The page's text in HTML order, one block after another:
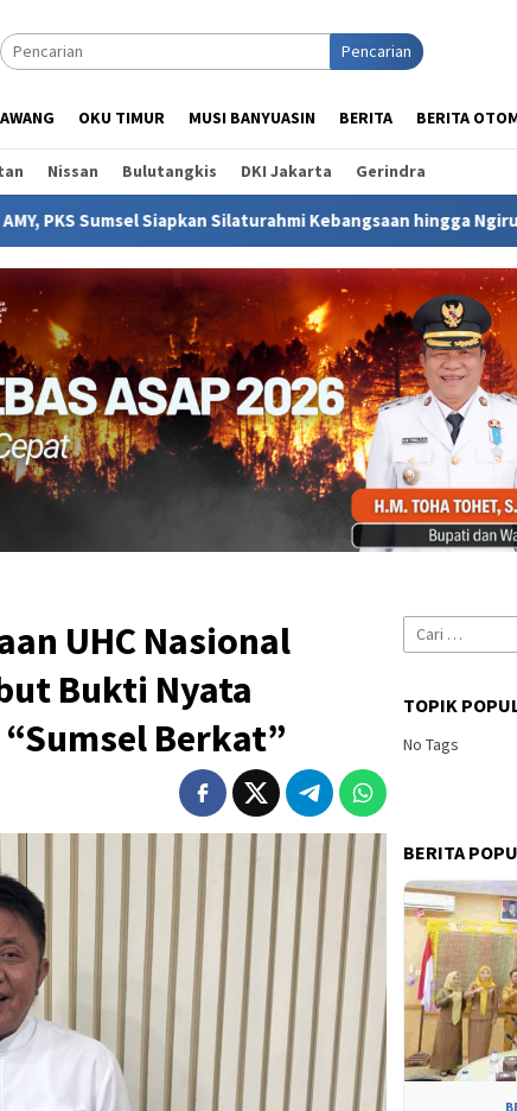
Pencarian
OKU TIMUR MUSI BANYUASIN BERITA BERITA
Nissan Bulutangkis DKI Jakarta Gerindra
Silaturahmi Kebangsaan hingga Ngirup Cuko Pempek di
UHC Nasional
Bukti Nyata
Berkat”
Cari
untuk:
TOPIK
No Tags
BERITA